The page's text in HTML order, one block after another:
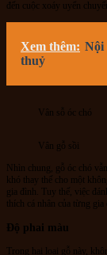
đến cuộc xoáy uyển
Xem thêm: Nội
thuỷ
Vân sỗ óc chó
Vân gỗ sồi
Nhìn chung, gỗ óc chó
khó thay thế cho một
gia đình. Tuy thế, việc
thích cá nhân của từng gia
Độ phai màu
Trong hai loại gỗ này,